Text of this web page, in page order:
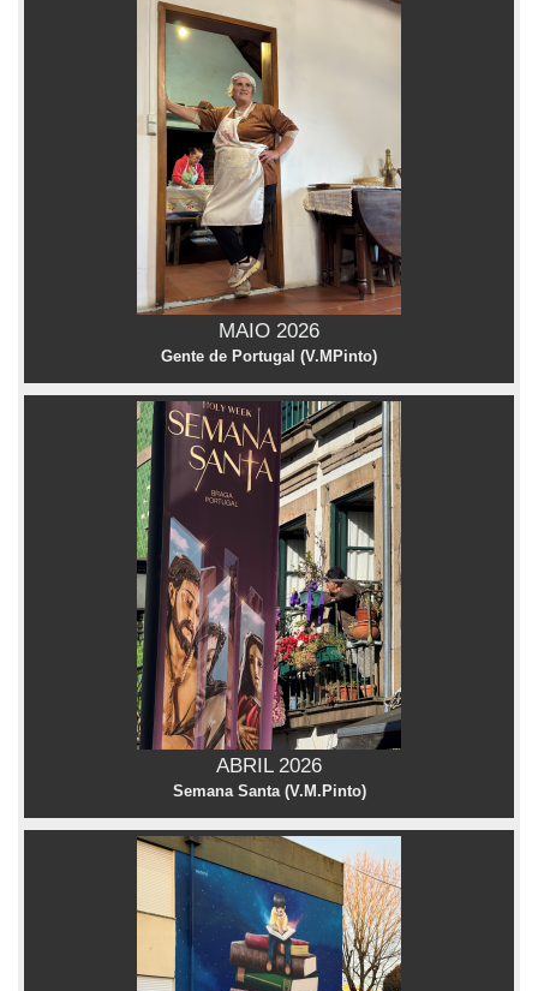
MAIO 2026
Gente de Portugal (V.MPinto)
ABRIL 2026
Semana Santa (V.M.Pinto)